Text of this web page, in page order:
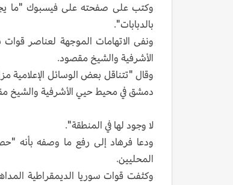
وكتب على صفحته على فيسبوك "ما
بالدبابات".
ونفى الاتهامات الموجهة لعناصر
الأشرفية والشيخ مقصود.
وقال "تتناقل بعض الوسائل الإعلامية
دمشق في محيط حيي الأشرفية والشيخ
لا وجود لها في المنطقة".
ودعا فرهاد إلى رفع ما وصفه بأنه
المحليين.
وكثفت قوات سوريا الديمقراطية